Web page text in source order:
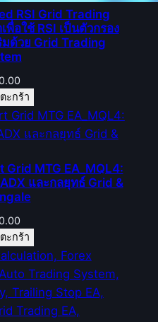
RSI Grid Trading
อใช้ RSI เป็นตัวกรอง
ด้วย Grid Trading
ะกร้า
MTG EA_MQL4:
และกลยุทธ์ Grid &
ะกร้า